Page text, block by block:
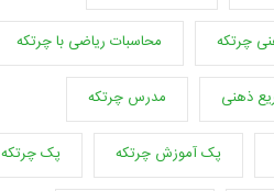
چرتکه محاسبات ریاضی با چرتکه
ذهنی مدرس چرتکه
پک آموزش چرتکه پک چرتکه